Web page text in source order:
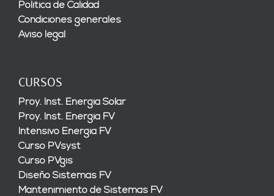
Política de Calidad
Condiciones generales
Aviso legal
CURSOS
Proy. Inst. Energía Solar
Proy. Inst. Energía FV
Intensivo Energía FV
Curso PVsyst
Curso PVgis
Diseño Sistemas FV
Mantenimiento de Sistemas FV